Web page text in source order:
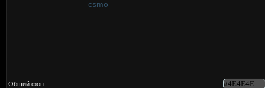
Общий фон